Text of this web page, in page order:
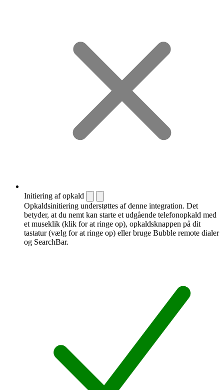
Initiering af opkald
Opkaldsinitiering understøttes af denne integration. Det
betyder, at du nemt kan starte et udgående telefonopkald med
et museklik (klik for at ringe op), opkaldsknappen på dit
tastatur (vælg for at ringe op) eller bruge Bubble remote dialer
og SearchBar.